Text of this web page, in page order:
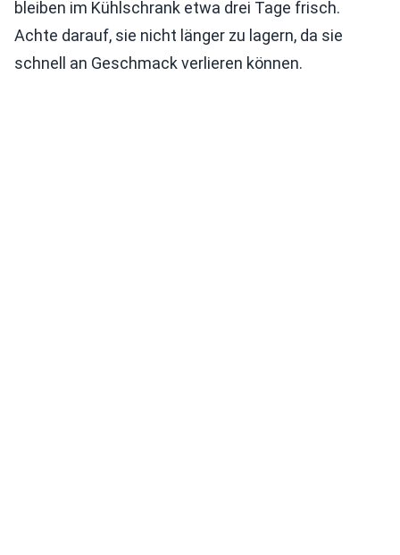
bleiben im Kühlschrank etwa drei Tage frisch.
Achte darauf, sie nicht länger zu lagern, da sie
schnell an Geschmack verlieren können.